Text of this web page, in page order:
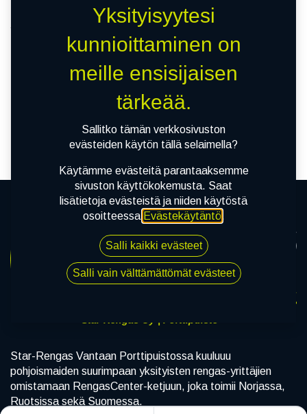
0 kohteita löydetty.
Tyhjennä suodattimet
Emme löytäneet yhtään
tuotetta!
Star-Rengas Vantaan Porttipuistossa kuuluuu
pohjoismaiden suurimpaan yksityisten rengas-yrittäjien
omistamaan RengasCenter-ketjuun, joka toimii Norjassa,
Ruotsissa sekä Suomessa.
Yksityisyytesi
kunnioittaminen on
meille ensisijaisen
tärkeää.
Sallitko tämän verkkosivuston
evästeiden käytön tällä selaimella?
Käytämme evästeitä parantaaksemme
sivuston käyttökokemusta. Saat
lisätietoja evästeistä ja niiden käytöstä
osoitteessa Evästekäytäntö.
Salli kaikki evästeet
Salli vain välttämättömät evästeet